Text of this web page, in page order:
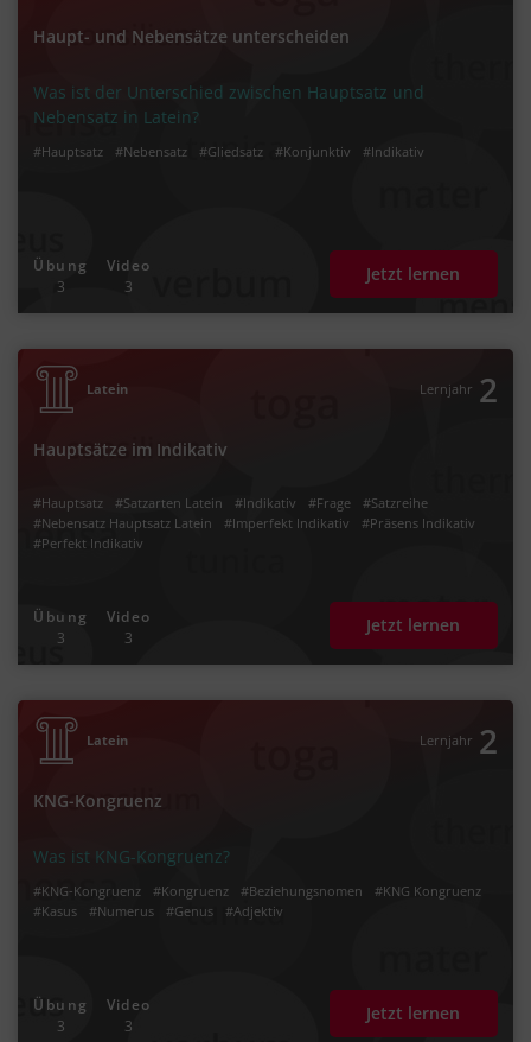
Haupt- und Nebensätze unterscheiden
Was ist der Unterschied zwischen Hauptsatz und
Nebensatz in Latein?
#Hauptsatz #Nebensatz #Gliedsatz #Konjunktiv #Indikativ
Übung
3
Video
3
Jetzt lernen
Latein Lernjahr 2
Hauptsätze im Indikativ
#Hauptsatz #Satzarten Latein #Indikativ #Frage
#Satzreihe
#Nebensatz Hauptsatz Latein
#Imperfekt Indikativ
#Präsens Indikativ
#Perfekt Indikativ
Übung
3
Video
3
Jetzt lernen
Latein Lernjahr 2
KNG-Kongruenz
Was ist KNG-Kongruenz?
#KNG-Kongruenz #Kongruenz #Beziehungsnomen
#KNG Kongruenz
#Kasus
#Numerus #Genus #Adjektiv
Übung
3
Video
3
Jetzt lernen